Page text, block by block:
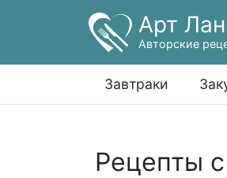
Арт
Авторские
Завтраки
Рецепты